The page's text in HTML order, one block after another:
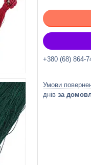
+380 (68) 864-
днів за